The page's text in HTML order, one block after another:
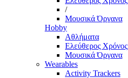
/
Μουσικά Όργανα
Hobby
Αθλήματα
Ελεύθερος Χρόνος
Μουσικά Όργανα
Wearables
Activity Trackers